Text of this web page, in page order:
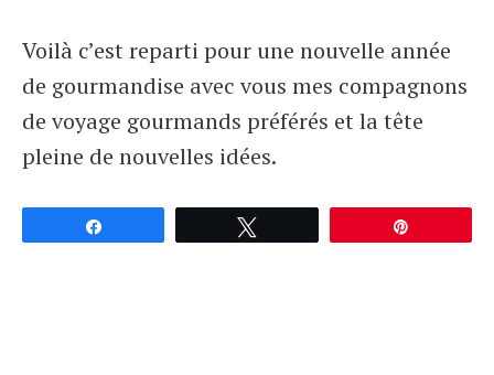
Voilà c’est reparti pour une nouvelle année
de gourmandise avec vous mes compagnons
de voyage gourmands préférés et la tête
pleine de nouvelles idées.